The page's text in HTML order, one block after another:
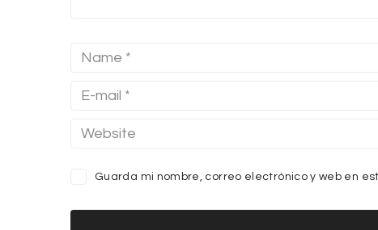
Guarda mi nombre, correo electrónico y web en